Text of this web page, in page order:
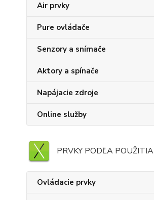
Air prvky
Pure ovládače
Senzory a snímače
Aktory a spínače
Napájacie zdroje
Online služby
PRVKY PODĽA POUŽITIA
Ovládacie prvky